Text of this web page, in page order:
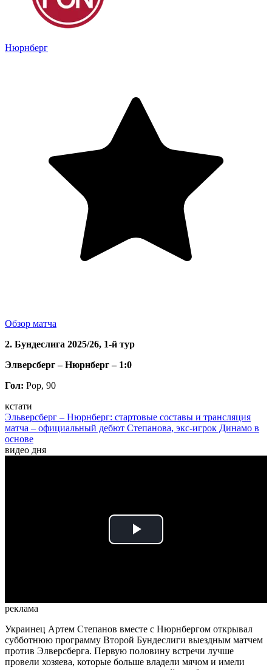
Нюрнберг
Обзор матча
2. Бундеслига 2025/26, 1-й тур
Элверсберг – Нюрнберг – 1:0
Гол: Рор, 90
кстати
Эльверсберг – Нюрнберг: стартовые составы и трансляция
матча – официальный дебют Степанова, экс-игрок Динамо в
основе
видео дня
Play
реклама
Украинец Артем Степанов вместе с Нюрнбергом открывал
субботнюю программу Второй Бундеслиги выездным матчем
против Элверсберга. Первую половину встречи лучше
провели хозяева, которые больше владели мячом и имели